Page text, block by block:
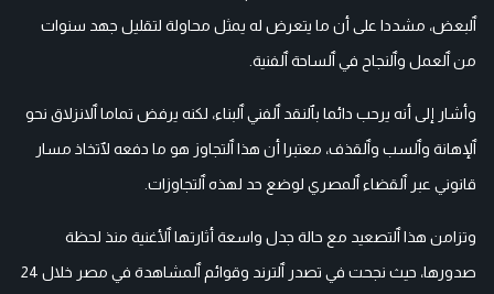
ٱلبعض، مشددا على أن ما يتعرض له يمثل محاولة لتقليل جهد سنوات
من ٱلعمل وٱلنجاح في ٱلساحة ٱلفنية.
وأشار إلى أنه يرحب دائما بٱلنقد ٱلفني ٱلبناء، لكنه يرفض تماما ٱلانزلاق نحو
ٱلإهانة وٱلسب وٱلقذف، معتبرا أن هذا ٱلتجاوز هو ما دفعه لٱتخاذ مسار
قانوني عبر ٱلقضاء ٱلمصري لوضع حد لهذه ٱلتجاوزات.
وتزامن هذا ٱلتصعيد مع حالة جدل واسعة أثارتها ٱلأغنية منذ لحظة
صدورها، حيث نجحت في تصدر ٱلترند وقوائم ٱلمشاهدة في مصر خلال 24